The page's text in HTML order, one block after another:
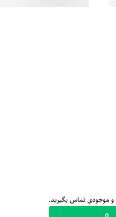
موجودی تماس بگیرید.